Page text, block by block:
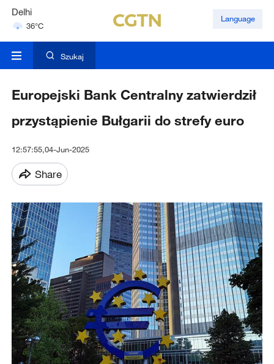
Delhi
36°C
Hyderabad
Language
Szukaj
Europejski Bank Centralny zatwierdził
przystąpienie Bułgarii do strefy euro
12:57:55,04-Jun-2025
Share